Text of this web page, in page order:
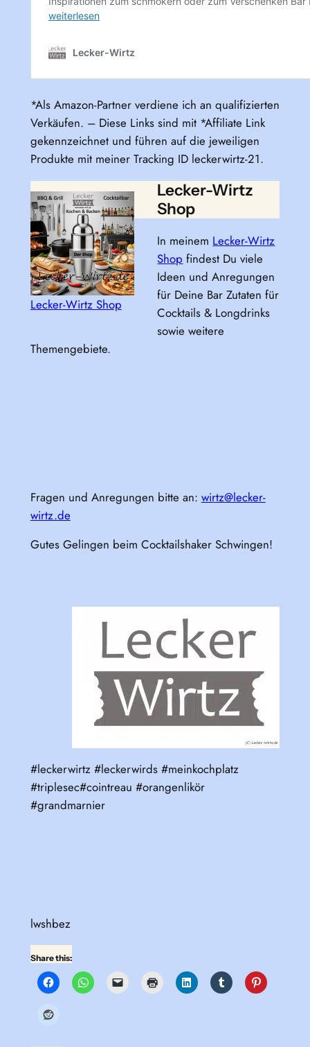
*Als Amazon-Partner verdiene ich an qualifizierten
Verkäufen. – Diese Links sind mit *Affiliate Link
gekennzeichnet und führen auf die jeweiligen
Produkte mit meiner Tracking ID leckerwirtz-21.
Lecker-Wirtz Shop
Lecker-Wirtz
Shop
In meinem Lecker-Wirtz
Shop findest Du viele
Ideen und Anregungen
für Deine Bar Zutaten für
Cocktails & Longdrinks
sowie weitere
Themengebiete.
Fragen und Anregungen bitte an: wirtz@lecker-
wirtz.de
Gutes Gelingen beim Cocktailshaker Schwingen!
#leckerwirtz #leckerwirds #meinkochplatz
#triplesec#cointreau #orangenlikör
#grandmarnier
lwshbez
Share this: